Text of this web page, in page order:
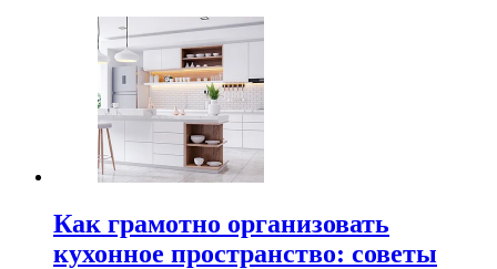
Как грамотно организовать
кухонное пространство: советы